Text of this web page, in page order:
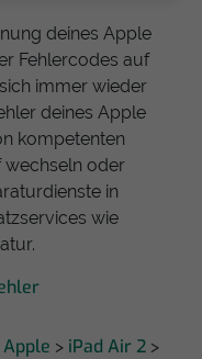
deines Apple
Fehlercodes auf
immer wieder
deines Apple
kompetenten
wechseln oder
in
wie
Apple > iPad Air 2 >